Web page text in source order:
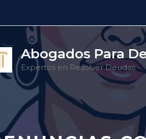
Abogados Para
Expertos en Resolver Deudas